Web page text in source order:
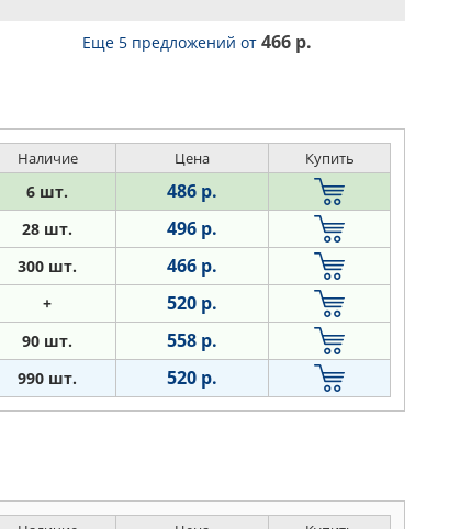
Еще 5 предложений от 466 р.
Наличие Цена Купить
6 шт. 486 р.
28 шт. 496 р.
300 шт. 466 р.
+ 520 р.
90 шт. 558 р.
990 шт. 520 р.